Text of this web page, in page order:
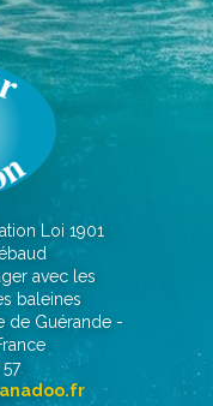
Loi 1901
avec les
baleines
de Guérande -